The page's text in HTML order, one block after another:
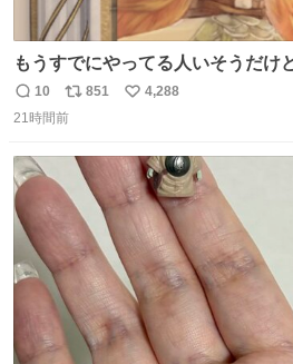
もうすでにやってる人いそうだけ
い
返
信
10
リ
ポ
ト
数
851
い
数
4,288
21時間前